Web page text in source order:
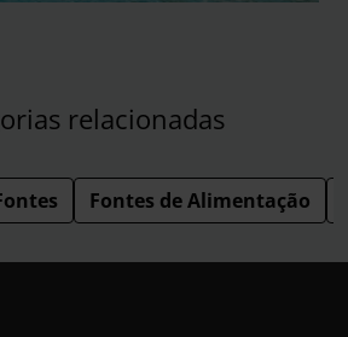
relacionadas
Fontes de Alimentação